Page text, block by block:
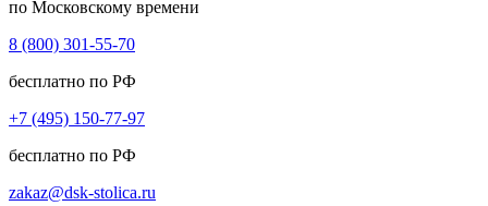
по Московскому времени
8 (800) 301-55-70
бесплатно по РФ
+7 (495) 150-77-97
бесплатно по РФ
zakaz@dsk-stolica.ru